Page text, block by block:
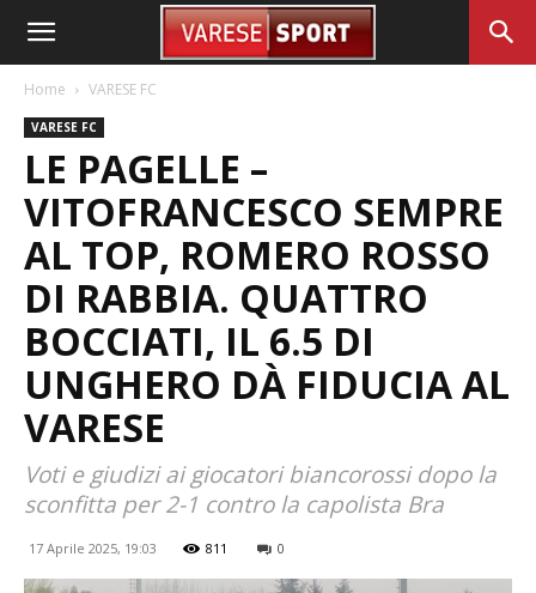
Home VARESE FC
VARESE FC
LE PAGELLE –
VITOFRANCESCO SEMPRE
AL TOP, ROMERO ROSSO
DI RABBIA. QUATTRO
BOCCIATI, IL 6.5 DI
UNGHERO DÀ FIDUCIA AL
VARESE
Voti e giudizi ai giocatori biancorossi dopo la
sconfitta per 2-1 contro la capolista Bra
17 Aprile 2025, 19:03 811 0